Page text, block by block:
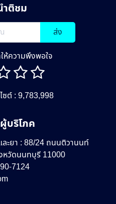
ำติชม
ส่ง
ห้ความพึงพอใจ
ซต์ : 9,783,998
บริโภค
ะยา : 88/24 ถนนติวานนท์
หวัดนนทบุรี 11000
7124